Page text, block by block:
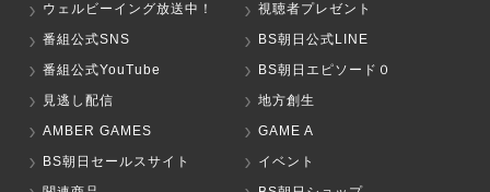
ウェルビーイング放送中！
視聴者プレゼント
番組公式SNS
BS朝日公式LINE
番組公式YouTube
BS朝日エピソード０
見逃し配信
地方創生
AMBER GAMES
GAME A
BS朝日セールスサイト
イベント